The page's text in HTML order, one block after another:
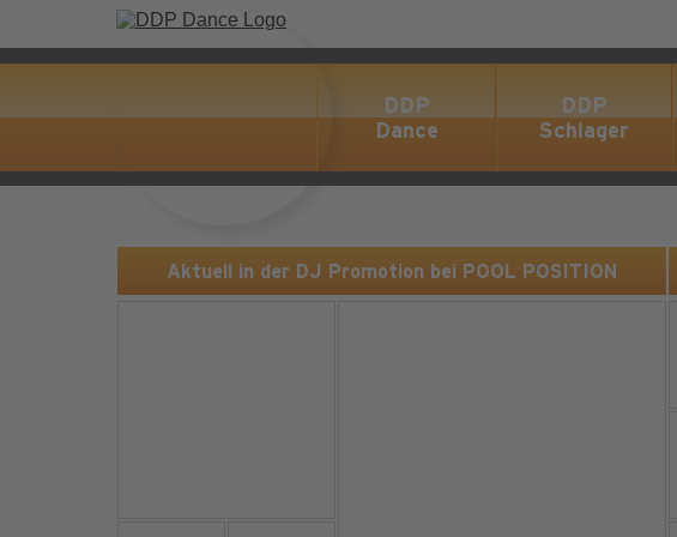
DDP
Dance
DDP
Schlager
Aktuell in der DJ Promotion bei POOL POSITION